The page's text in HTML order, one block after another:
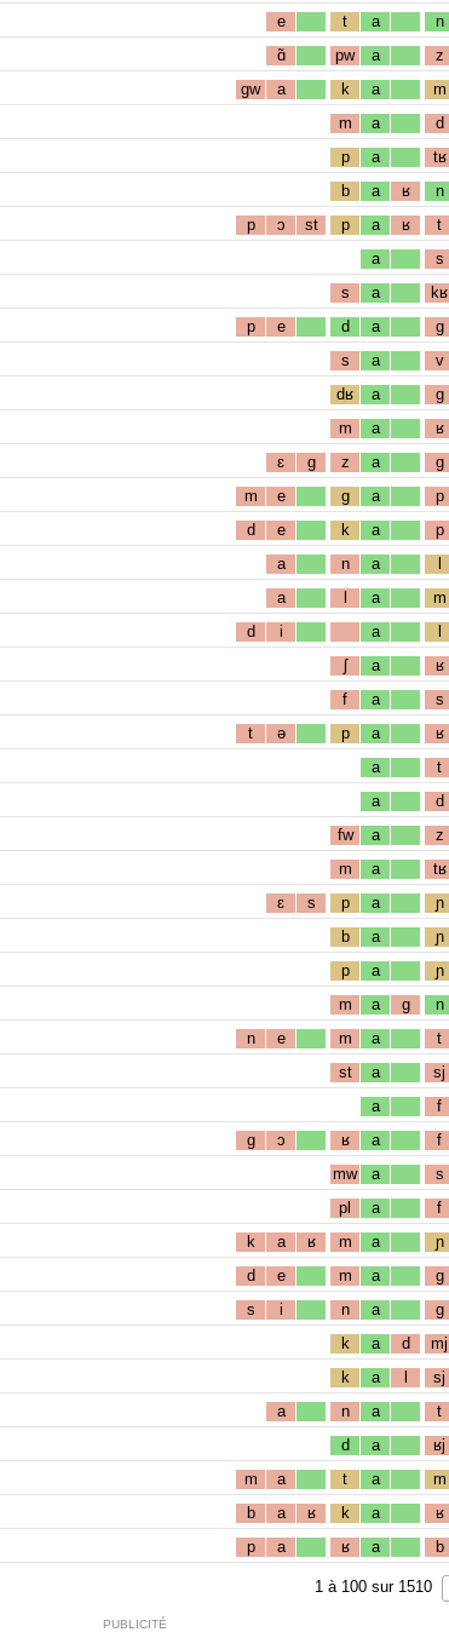
e t a n
ɑ̃ pw a z
gw a k a m
m a d
p a tʁ
b a ʁ n
p ɔ st p a ʁ t
a s
s a kʁ
p e d a g
s a v
dʁ a g
m a ʁ
ɛ g z a g
m e g a p
d e k a p
a n a l
a l a m
d i a l
ʃ a ʁ
f a s
t ə p a ʁ
a t
a d
fw a z
m a tʁ
ɛ s p a ɲ
b a ɲ
p a ɲ
m a g n
n e m a t
st a sj
a f
g ɔ ʁ a f
mw a s
pl a f
k a ʁ m a ɲ
d e m a g
s i n a g
k a d mj
k a l sj
a n a t
d a ʁj
m a t a m
b a ʁ k a ʁ
p a ʁ a b
1 à 100 sur 1510
PUBLICITÉ